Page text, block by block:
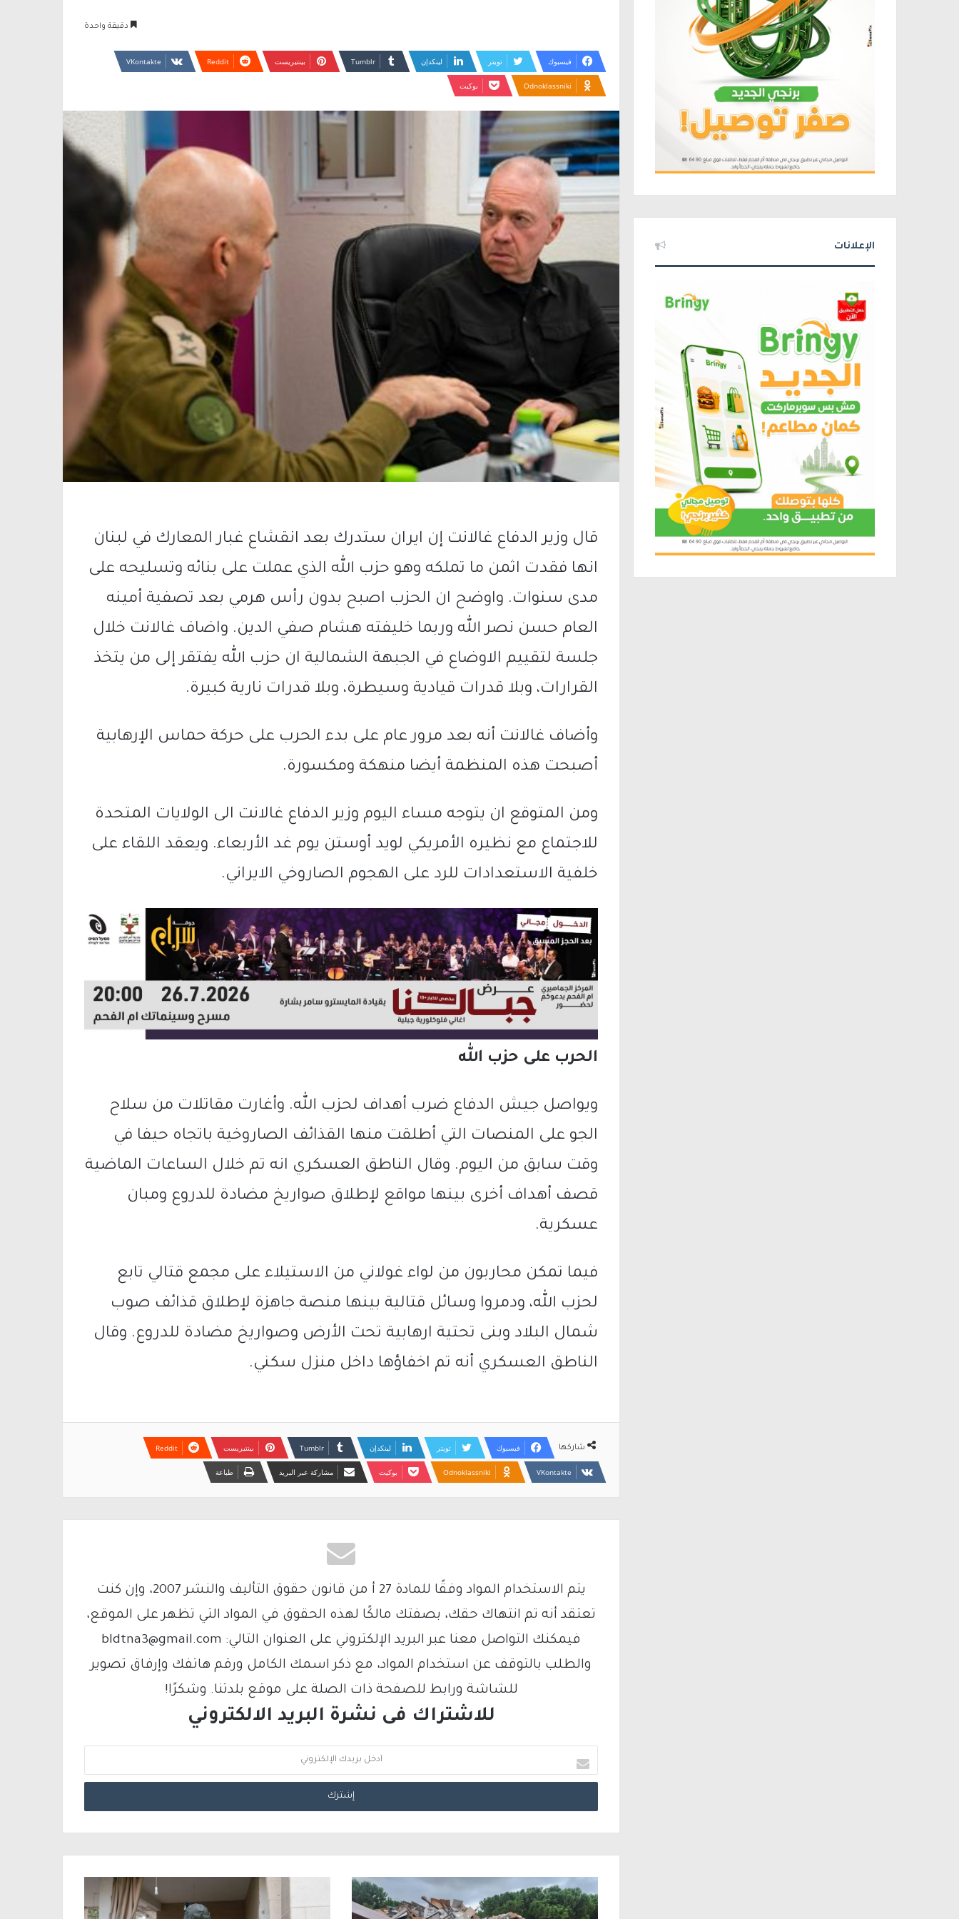
دقيقة واحدة
فيسبوك تويتر لينكدإن بينتيريست
Odnoklassniki بوكيت
قال وزير الدفاع غالانت إن ايران ستدرك بعد انقشاع غبار المعارك في لبنان
انها فقدت اثمن ما تملكه وهو حزب الله الذي عملت على بنائه وتسليحه على
مدى سنوات. واوضح ان الحزب اصبح بدون رأس هرمي بعد تصفية أمينه
العام حسن نصر الله وربما خليفته هشام صفي الدين. واضاف غالانت خلال
جلسة لتقييم الاوضاع في الجبهة الشمالية ان حزب الله يفتقر إلى من يتخذ
القرارات، وبلا قدرات قيادية وسيطرة، وبلا قدرات نارية كبيرة.
وأضاف غالانت أنه بعد مرور عام على بدء الحرب على حركة حماس الإرهابية
أصبحت هذه المنظمة أيضا منهكة ومكسورة.
ومن المتوقع ان يتوجه مساء اليوم وزير الدفاع غالانت الى الولايات المتحدة
للاجتماع مع نظيره الأمريكي لويد أوستن يوم غد الأربعاء. ويعقد اللقاء على
خلفية الاستعدادات للرد على الهجوم الصاروخي الايراني.
الحرب على حزب الله
ويواصل جيش الدفاع ضرب أهداف لحزب الله. وأغارت مقاتلات من سلاح
الجو على المنصات التي أطلقت منها القذائف الصاروخية باتجاه حيفا في
وقت سابق من اليوم. وقال الناطق العسكري انه تم خلال الساعات الماضية
قصف أهداف أخرى بينها مواقع لإطلاق صواريخ مضادة للدروع ومبان
عسكرية.
فيما تمكن محاربون من لواء غولاني من الاستيلاء على مجمع قتالي تابع
لحزب الله، ودمروا وسائل قتالية بينها منصة جاهزة لإطلاق قذائف صوب
شمال البلاد وبنى تحتية ارهابية تحت الأرض وصواريخ مضادة للدروع. وقال
الناطق العسكري أنه تم اخفاؤها داخل منزل سكني.
شاركها فيسبوك تويتر لينكدإن بينتيريست
Odnoklassniki بوكيت مشاركة عبر البريد طباعة
يتم الاستخدام المواد وفقًا للمادة 27 أ من قانون حقوق التأليف والنشر 2007، وإن كنت
تعتقد أنه تم انتهاك حقك، بصفتك مالكًا لهذه الحقوق في المواد التي تظهر على الموقع،
فيمكنك التواصل معنا عبر البريد الإلكتروني على العنوان التالي: bldtna3@gmail.com
والطلب بالتوقف عن استخدام المواد، مع ذكر اسمك الكامل ورقم هاتفك وإرفاق تصوير
للشاشة ورابط للصفحة ذات الصلة على موقع بلدتنا. وشكرًا!
للاشتراك فى نشرة البريد الالكتروني
د
خ
ل
ب
ي
الإعلانات